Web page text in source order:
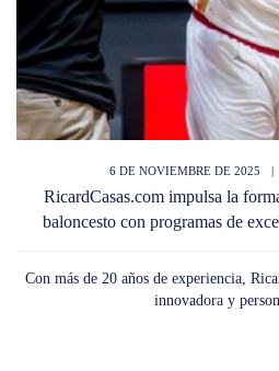
6 DE NOVIEMBRE DE 2025
RicardCasas.com impulsa la
baloncesto con programas de
Con más de 20 años de experiencia,
innovadora y